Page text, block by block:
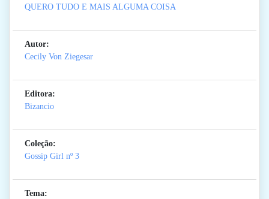
QUERO TUDO E MAIS ALGUMA COISA
Autor:
Cecily Von Ziegesar
Editora:
Bizancio
Coleção:
Gossip Girl nº 3
Tema: